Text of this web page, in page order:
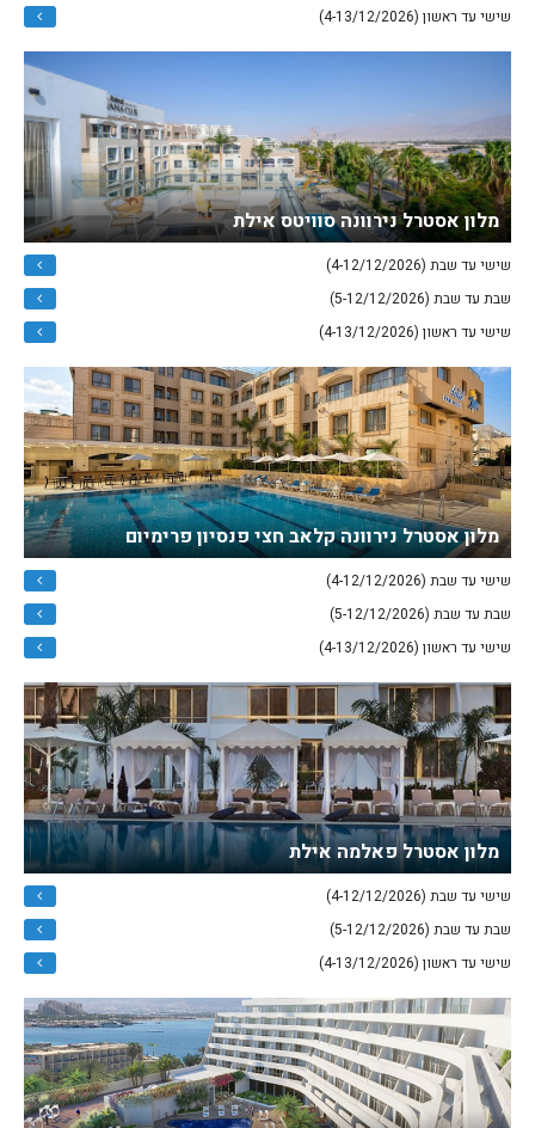
שישי עד ראשון (4-13/12/2026)
מלון אסטרל נירוונה סוויטס אילת
שישי עד שבת (4-12/12/2026)
שבת עד שבת (5-12/12/2026)
שישי עד ראשון (4-13/12/2026)
מלון אסטרל נירוונה קלאב חצי פנסיון פרימיום
שישי עד שבת (4-12/12/2026)
שבת עד שבת (5-12/12/2026)
שישי עד ראשון (4-13/12/2026)
מלון אסטרל פאלמה אילת
שישי עד שבת (4-12/12/2026)
שבת עד שבת (5-12/12/2026)
שישי עד ראשון (4-13/12/2026)